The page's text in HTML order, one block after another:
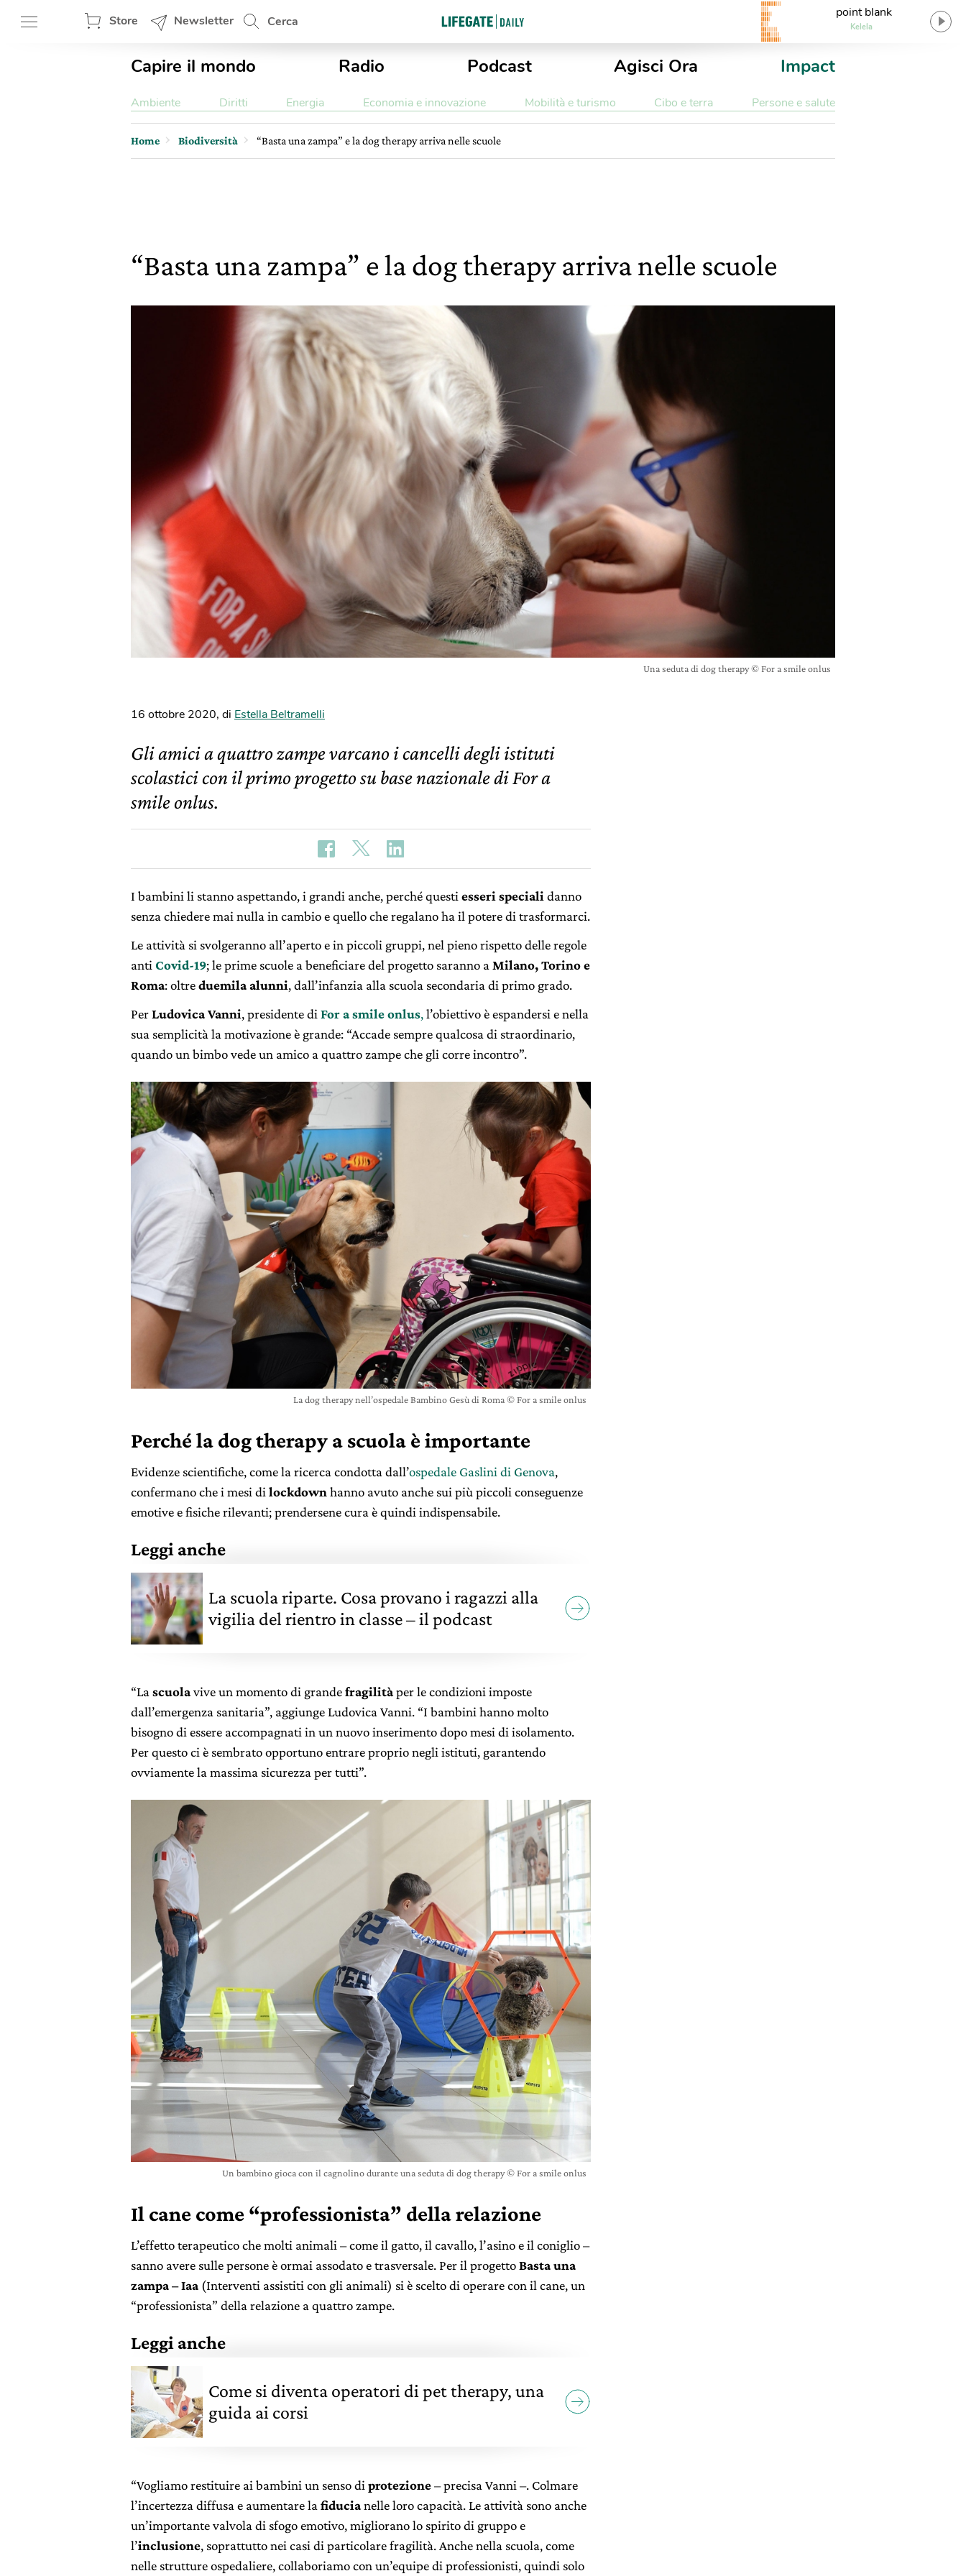
Store Newsletter Cerca
point blank
Kelela
Capire il mondo Radio Podcast Agisci Ora Impact
Ambiente Diritti Energia Economia e innovazione Mobilità e turismo Cibo e terra Persone e salute
Home Biodiversità “Basta una zampa” e la dog therapy arriva nelle scuole
“Basta una zampa” e la dog therapy arriva nelle scuole
Una seduta di dog therapy © For a smile onlus
16 ottobre 2020, di Estella Beltramelli
Gli amici a quattro zampe varcano i cancelli degli istituti
scolastici con il primo progetto su base nazionale di For a
smile onlus.
I bambini li stanno aspettando, i grandi anche, perché questi esseri speciali danno
senza chiedere mai nulla in cambio e quello che regalano ha il potere di trasformarci.
Le attività si svolgeranno all’aperto e in piccoli gruppi, nel pieno rispetto delle regole
anti Covid-19; le prime scuole a beneficiare del progetto saranno a Milano, Torino e
Roma: oltreduemila alunni, dall’infanzia alla scuola secondaria di primo grado.
PerLudovica Vanni, presidente di For a smile onlus,l’obiettivo è espandersi e nella
sua semplicità la motivazione è grande: “Accade sempre qualcosa di straordinario,
quando un bimbo vede un amico a quattro zampe che gli corre incontro”.
La dog therapy nell’ospedale Bambino Gesù di Roma © For a smile onlus
Perché la dog therapy a scuola è importante
Evidenze scientifiche, come la ricerca condotta dall’ospedale Gaslini di Genova,
confermano che i mesi di lockdown hanno avuto anche sui più piccoli conseguenze
emotive e fisiche rilevanti; prendersene cura è quindi indispensabile.
Leggi anche
La scuola riparte. Cosa provano i ragazzi alla
vigilia del rientro in classe – il podcast
“La scuolavive un momento di grandefragilitàper le condizioni imposte
dall’emergenza sanitaria”, aggiunge Ludovica Vanni. “I bambini hanno molto
bisogno di essere accompagnati in un nuovo inserimento dopo mesi di isolamento.
Per questo ci è sembrato opportuno entrare proprio negli istituti, garantendo
ovviamente la massima sicurezza per tutti”.
Un bambino gioca con il cagnolino durante una seduta di dog therapy © For a smile onlus
Il cane come “professionista” della relazione
L’effetto terapeutico che molti animali – come il gatto, il cavallo, l’asino e il coniglio –
sanno avere sulle persone è ormai assodato e trasversale. Per il progettoBasta una
zampa – Iaa (Interventi assistiti con gli animali) si è scelto di operare con il cane, un
“professionista” della relazione a quattro zampe.
Leggi anche
Come si diventa operatori di pet therapy, una
guida ai corsi
“Vogliamo restituire ai bambini un senso di protezione– precisa Vanni –. Colmare
l’incertezza diffusa e aumentare la fiducianelle loro capacità. Le attività sono anche
un’importante valvola di sfogo emotivo, migliorano lo spirito di gruppo e
l’inclusione, soprattutto nei casi di particolare fragilità. Anche nella scuola, come
nelle strutture ospedaliere, collaboriamo con un’equipe di professionisti, quindi solo